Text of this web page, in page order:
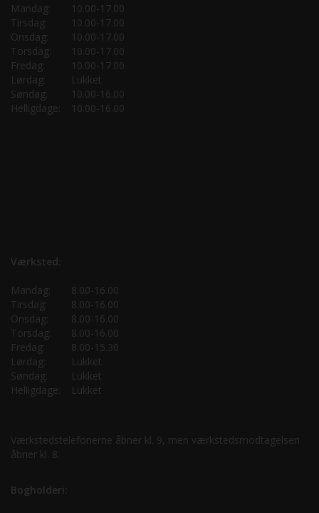
Mandag:
10.00-17.00
Tirsdag:
10.00-17.00
Onsdag:
10.00-17.00
Torsdag:
10.00-17.00
Fredag:
10.00-17.00
Lørdag:
Lukket
Søndag:
10.00-16.00
Helligdage:
10.00-16.00
Værksted:
Mandag:
8.00-16.00
Tirsdag:
8.00-16.00
Onsdag:
8.00-16.00
Torsdag:
8.00-16.00
Fredag:
8.00-15.30
Lørdag:
Lukket
Søndag:
Lukket
Helligdage:
Lukket
Værkstedstelefonerne åbner kl. 9, men værkstedsmodtagelsen
åbner kl. 8.
Bogholderi: